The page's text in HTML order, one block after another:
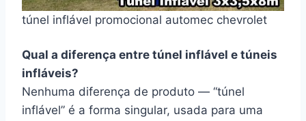
túnel inflável promocional automec chevrolet
Qual a diferença entre túnel inflável e túneis
infláveis?
Nenhuma diferença de produto — “túnel
inflável” é a forma singular, usada para uma